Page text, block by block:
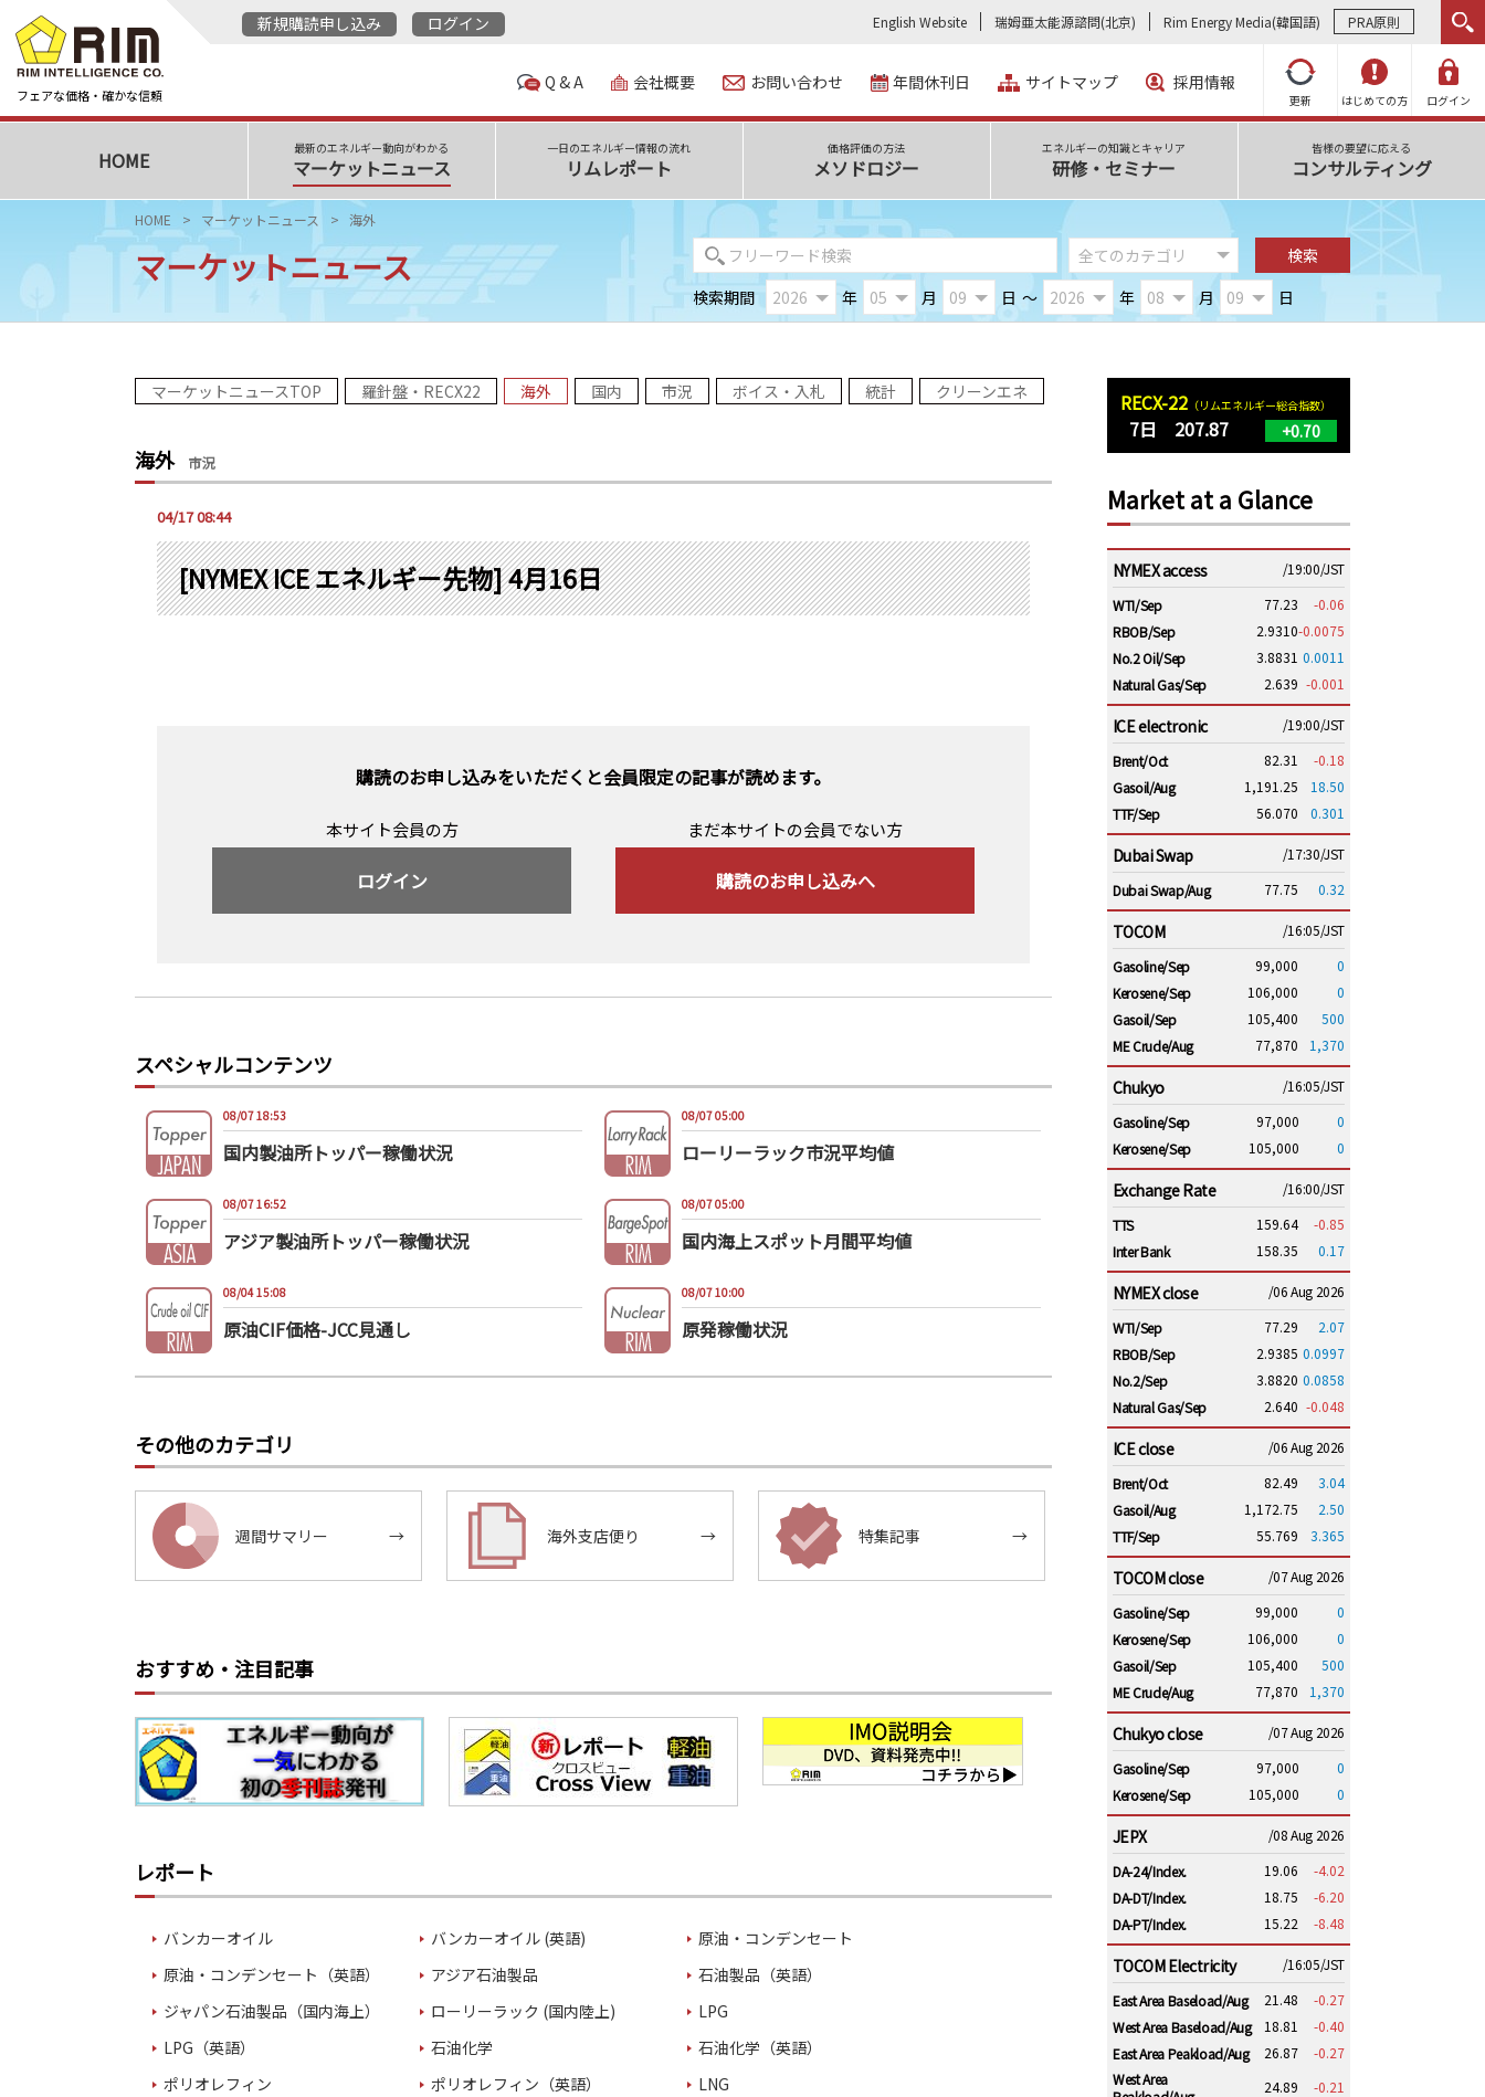
フェアな価格・確かな信頼
新規購読申し込み ログイン English Website 瑞姆亜太能源諮問(北京) Rim Energy Media(韓国語) PRA原則
更新 はじめての方 ログイン
Q & A 会社概要 お問い合わせ 年間休刊日 サイトマップ 採用情報
HOME 最新のエネルギー動向がわかる
マーケットニュース
一日のエネルギー情報の流れ
リムレポート
価格評価の方法
メソドロジー
エネルギーの知識とキャリア
研修・セミナー
皆様の要望に応える
コンサルティング
HOME マーケットニュース 海外
マーケットニュース
検索期間 年 月 日 ～ 年 月 日
マーケットニュースTOP 羅針盤・RECX22 海外 国内 市況 ボイス・入札 統計 クリーンエネ
海外 市況
04/17 08:44
[NYMEX ICE エネルギー先物] 4月16日
購読のお申し込みをいただくと会員限定の記事が読めます。
本サイト会員の方
ログイン
まだ本サイトの会員でない方
購読のお申し込みへ
スペシャルコンテンツ
08/07 18:53
国内製油所トッパー稼働状況
08/07 05:00
ローリーラック市況平均値
08/07 16:52
アジア製油所トッパー稼働状況
08/07 05:00
国内海上スポット月間平均値
08/04 15:08
原油CIF価格-JCC見通し
08/07 10:00
原発稼働状況
その他のカテゴリ
週間サマリー → 海外支店便り → 特集記事 →
おすすめ・注目記事
レポート
バンカーオイル バンカーオイル (英語)
原油・コンデンセート
原油・コンデンセート（英語）
アジア石油製品
石油製品（英語）
ジャパン石油製品（国内海上）
ローリーラック (国内陸上)
LPG
LPG（英語）
石油化学
石油化学（英語）
ポリオレフィン
ポリオレフィン（英語）
LNG
RECX-22 （リムエネルギー総合指数）
7日 207.87 +0.70
Market at a Glance
NYMEX access
/19:00/JST
WTI/Sep
77.23
-0.06
RBOB/Sep
2.9310-0.0075
No.2 Oil/Sep
3.8831 0.0011
Natural Gas/Sep
2.639 -0.001
ICE electronic
/19:00/JST
Brent/Oct
82.31
-0.18
Gasoil/Aug
1,191.25
18.50
TTF/Sep
56.070 0.301
Dubai Swap
/17:30/JST
Dubai Swap/Aug
77.75 0.32
TOCOM
/16:05/JST
Gasoline/Sep
99,000
0
Kerosene/Sep
106,000
0
Gasoil/Sep
105,400
500
ME Crude/Aug
77,870 1,370
Chukyo
/16:05/JST
Gasoline/Sep
97,000
0
Kerosene/Sep
105,000 0
Exchange Rate
/16:00/JST
TTS
159.64
-0.85
Inter Bank
158.35 0.17
NYMEX close
/06 Aug 2026
WTI/Sep
77.29
2.07
RBOB/Sep
2.9385 0.0997
No.2/Sep
3.8820 0.0858
Natural Gas/Sep
2.640 -0.048
ICE close
/06 Aug 2026
Brent/Oct
82.49
3.04
Gasoil/Aug
1,172.75
2.50
TTF/Sep
55.769 3.365
TOCOM close
/07 Aug 2026
Gasoline/Sep
99,000
0
Kerosene/Sep
106,000
0
Gasoil/Sep
105,400
500
ME Crude/Aug
77,870 1,370
Chukyo close
/07 Aug 2026
Gasoline/Sep
97,000
0
Kerosene/Sep
105,000 0
JEPX
/08 Aug 2026
DA-24/Index.
19.06
-4.02
DA-DT/Index.
18.75
-6.20
DA-PT/Index.
15.22 -8.48
TOCOM Electricity
/16:05/JST
East Area Baseload/Aug
21.48
-0.27
West Area Baseload/Aug
18.81
-0.40
East Area Peakload/Aug
26.87
-0.27
West Area
24.89 -0.21